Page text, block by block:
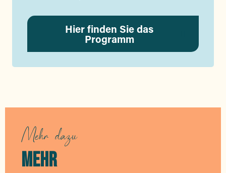
Hier finden Sie das
Programm
Mehr dazu
MEHR